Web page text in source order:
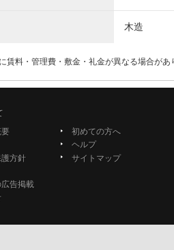
木造
賃料・管理費・敷金・礼金が異なる場合があ
方針
告掲載
初めての方へ
ヘルプ
サイトマップ